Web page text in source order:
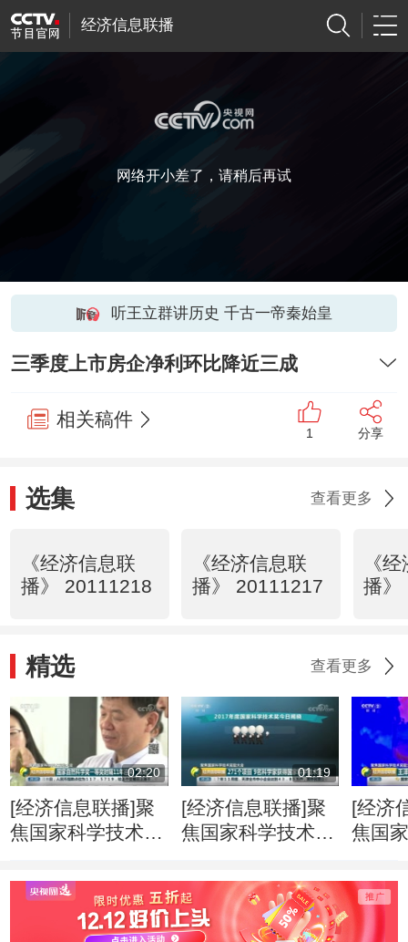
经济信息联播
网络开小差了，请稍后再试
听王立群讲历史 千古一帝秦始皇
三季度上市房企净利环比降近三成
相关稿件
1 分享
选集 查看更多
《经济信息联
播》 20111218
《经济信息联
播》 20111217
《
播》
精选 查看更多
02:20
[经济信息联播]聚
焦国家科学技术奖
科学奖一等奖时隔
11年迎来“双响”
01:19
[经济信息联播]聚
焦国家科学技术奖
9名科学家获得国
家科学技术奖
[经济
焦国
云德
家最